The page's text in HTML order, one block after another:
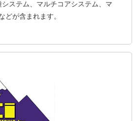
システム、マルチコアシステム、マ
どが含まれます。